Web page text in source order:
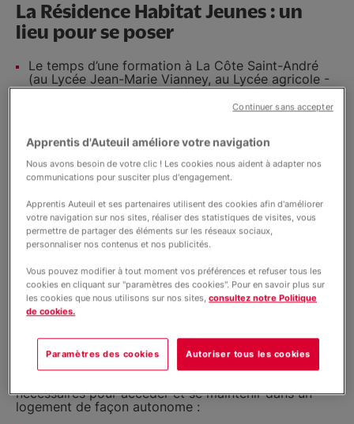
La Résidence Habitat Jeunes : un
lieu pour se poser
Le temps d’une formation à La Côte Saint-André
(au Lycée Jean-Marie Vianney, au Lycée agricole -
CFPPA, au GRETA, au Lycée Berlioz,…) ou dans les
environs (Beaurepaire, Bourgoin-Jallieu,…)
période d’essai, une saison, un stage, une mission
intérim,…
Le temps d’élaborer un projet personnel.
Un lieu pour se lancer dans la vie
L’objectif de la Résidence Habitat Jeunes Jean-Marie
Vianney est depermettre à chacun de partir vers la
réalisation de son projet de vie
soutenu dans une ambiance conviviale, c’est mieux
pour partir et s’installer durablement chez soi ! Sa
vocation est d’être untremplinpour accéder à
nécessaires pour accéder et se maintenir dans un
logement de façon autonome :
Apprentis d'Auteuil améliore votre navigation
Nous avons besoin de votre clic ! Les cookies nous aident à adapter nos
communications pour susciter plus d'engagement.
Apprentis Auteuil et ses partenaires utilisent des cookies afin d'améliorer
votre navigation sur nos sites, réaliser des statistiques de visites, vous
permettre de partager des éléments sur les réseaux sociaux,
personnaliser nos contenus et nos publicités.
Vous pouvez modifier à tout moment vos préférences et refuser tous les
cookies en cliquant sur "paramètres des cookies". Pour en savoir plus sur
les cookies que nous utilisons sur nos sites,consultez notre Politique
de cookies.
Paramètres des cookies Autoriser tous les cookies
Continuer sans accepter